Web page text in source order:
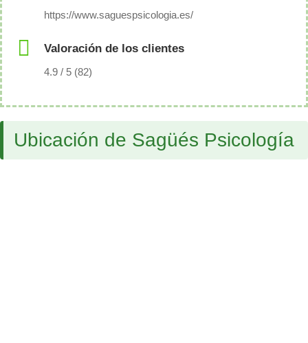
https://www.saguespsicologia.es/
Valoración de los clientes
4.9 / 5 (82)
Ubicación de Sagüés Psicología